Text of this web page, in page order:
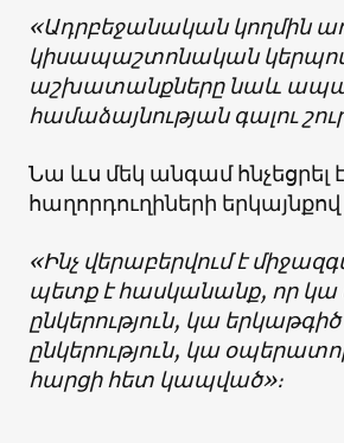
«Ադրբեջանական կողմին
կիսապաշտոնական կերպով
աշխատանքները նաև
համաձայնության գալու
Նա ևս մեկ անգամ
հաղորդուղիների
«Ինչ վերաբերվում է
պետք է հասկանանք, որ կա
ընկերություն, կա
ընկերություն, կա
հարցի հետ կապված»։